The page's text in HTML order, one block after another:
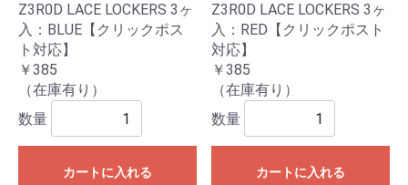
Z3R0D LACE LOCKERS 3ヶ
入：BLUE【クリックポス
ト対応】
￥385
（在庫有り）
数量
カートに入れる
Z3R0D LACE LOCKERS 3ヶ
入：RED【クリックポスト
対応】
￥385
（在庫有り）
数量
カートに入れる